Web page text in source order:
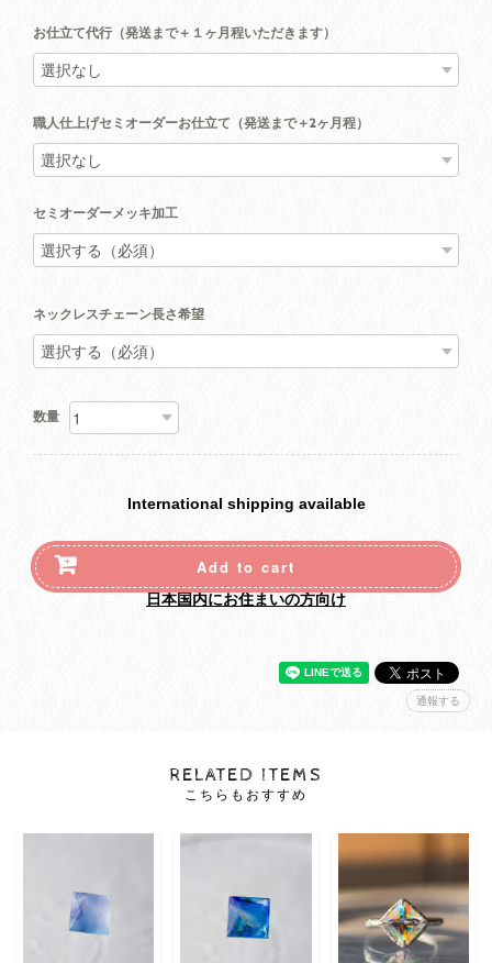
お仕立て代行（発送まで＋１ヶ月程いただきます）
職人仕上げセミオーダーお仕立て（発送まで＋2ヶ月程）
セミオーダーメッキ加工
ネックレスチェーン長さ希望
数量
International shipping available
Add to cart
日本国内にお住まいの方向け
通報する
RELATED ITEMS
こちらもおすすめ